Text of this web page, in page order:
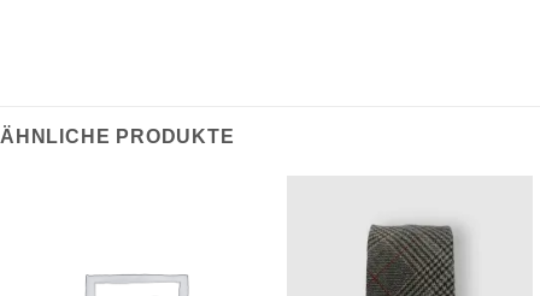
ÄHNLICHE PRODUKTE